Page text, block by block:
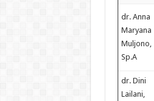
dr. Anna
Maryana
Muljono,
Sp.A
dr. Dini
Lailani,